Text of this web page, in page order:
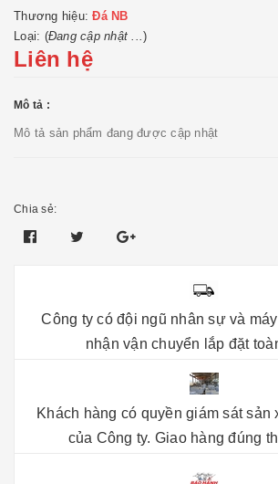
Thương hiệu:Đá NB
Loại: (Đang cập nhật ...)
Liên hệ
Mô tả :
Mô tả sản phẩm đang được cập nhật
Chia sẻ:
Công ty có đội ngũ nhân sự và
nhận vận chuyển lắp đặt
Khách hàng có quyền giám sát sản
của Công ty. Giao hàng đúng